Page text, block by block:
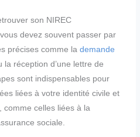
son NIREC
devez souvent passer par
précises comme lademande
la réception d’une lettre de
sont indispensables pour
liées à votre identité civile et
comme celles liées à la
sociale.